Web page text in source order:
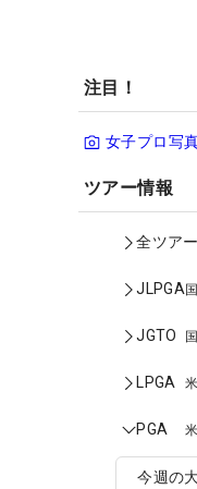
注目！
女子プロ写
ツアー情報
全ツアー
JLPGA
JGTO
LPGA
PGA
今週の